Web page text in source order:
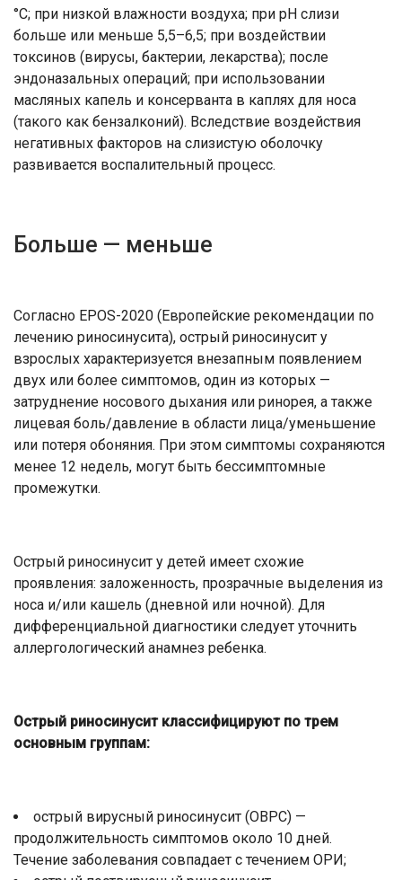
°С; при низкой влажности воздуха; при рН слизи
больше или меньше 5,5–6,5; при воздействии
токсинов (вирусы, бактерии, лекарства); после
эндоназальных операций; при использовании
масляных капель и консерванта в каплях для носа
(такого как бензалконий). Вследствие воздействия
негативных факторов на слизистую оболочку
развивается воспалительный процесс.
Больше — меньше
Согласно EPOS-2020 (Европейские рекомендации по
лечению риносинусита), острый риносинусит у
взрослых характеризуется внезапным появлением
двух или более симптомов, один из которых —
затруднение носового дыхания или ринорея, а также
лицевая боль/давление в области лица/уменьшение
или потеря обоняния. При этом симптомы сохраняются
менее 12 недель, могут быть бессимптомные
промежутки.
Острый риносинусит у детей имеет схожие
проявления: заложенность, прозрачные выделения из
носа и/или кашель (дневной или ночной). Для
дифференциальной диагностики следует уточнить
аллергологический анамнез ребенка.
Острый риносинусит классифицируют по трем
основным группам:
острый вирусный риносинусит (ОВРС) —
продолжительность симптомов около 10 дней.
Течение заболевания совпадает с течением ОРИ;